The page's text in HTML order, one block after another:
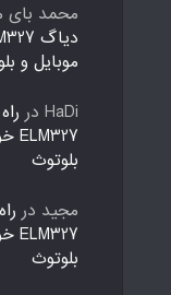
محمد
موبایل و
HaDi در
بلوتوث
مجید در
بلوتوث